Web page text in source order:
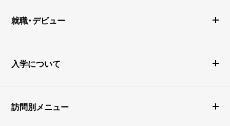
就職・デビュー
入学について
訪問別メニュー